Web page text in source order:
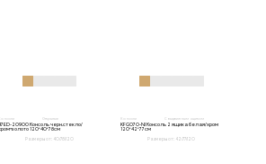
Консоли Открытые
20900 Консоль черн.стекло/
120*40*78см
Размеры от: 40/78/120
Консоли С выдвижным ящиком
KFG070-NI Консоль 2 ящика белая/хром
120*42*77см
Размеры от: 42/77/120